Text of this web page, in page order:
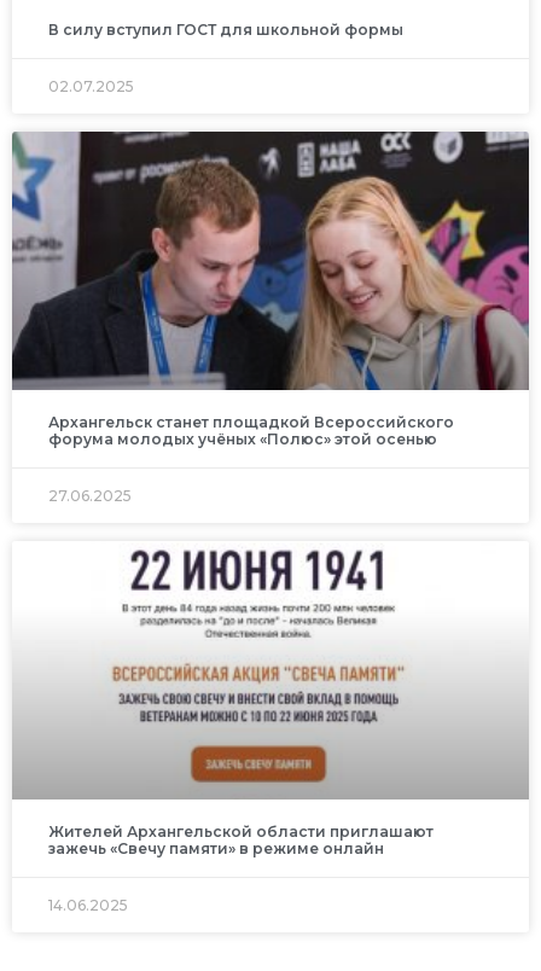
В силу вступил ГОСТ для школьной формы
02.07.2025
Архангельск станет площадкой Всероссийского
форума молодых учёных «Полюс» этой осенью
27.06.2025
Жителей Архангельской области приглашают
зажечь «Свечу памяти» в режиме онлайн
14.06.2025